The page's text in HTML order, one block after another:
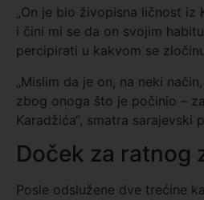
„On je bio živopisna ličnost iz
i čini mi se da on svojim
percipirati u kakvom se
„Mislim da je on, na neki
zbog onoga što je počinio –
Karadžića“, smatra sarajevski
Doček za ratnog
Posle odslužene dve trećine